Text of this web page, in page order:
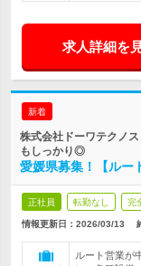
求人詳細を
新着
株式会社ドーワテクノ
もしっかり◎
愛媛県募集！【ル
正社員 転勤なし 完
情報更新日：2026/03/13
ルート営業が